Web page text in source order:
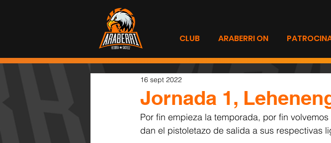
CLUB ARABERRI ON
Jornada 1,
16 sept 2022
Por fin empieza la temporada, por fin
dan el pistoletazo de salida a sus respectivas